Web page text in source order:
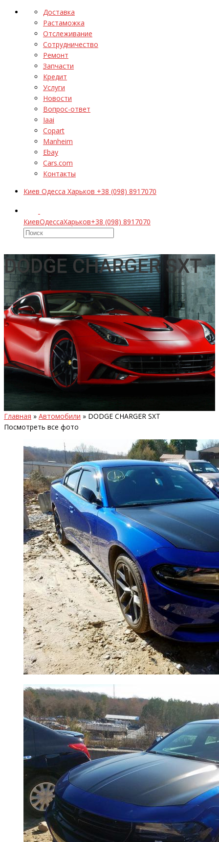
Доставка
Растаможка
Отслеживание
Сотрудничество
Ремонт
Запчасти
Кредит
Услуги
Новости
Вопрос-ответ
Iaai
Copart
Manheim
Ebay
Cars.com
Контакты
Киев Одесса Харьков +38 (098) 8917070
КиевОдессаХарьков+38 (098) 8917070
DODGE CHARGER SXT
Главная » Автомобили » DODGE CHARGER SXT
Посмотреть все фото